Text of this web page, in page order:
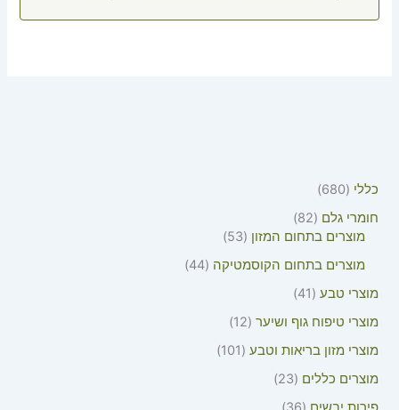
כללי
680
חומרי גלם
82
מוצרים בתחום המזון
53
מוצרים בתחום הקוסמטיקה 44
מוצרי טבע
41
מוצרי טיפוח גוף ושיער 12
מוצרי מזון בריאות וטבע
101
מוצרים כללים
23